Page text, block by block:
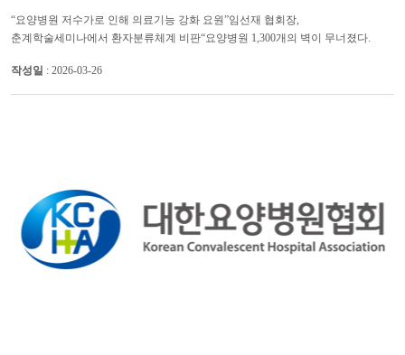
“요양병원 저수가로 인해 의료기능 강화 요원”임선재 협회장,
춘계학술세미나에서 환자분류체계 비판“요양병원 1,300개의 벽이 무너졌다.
회장은 ...
작성일 : 2026-03-26